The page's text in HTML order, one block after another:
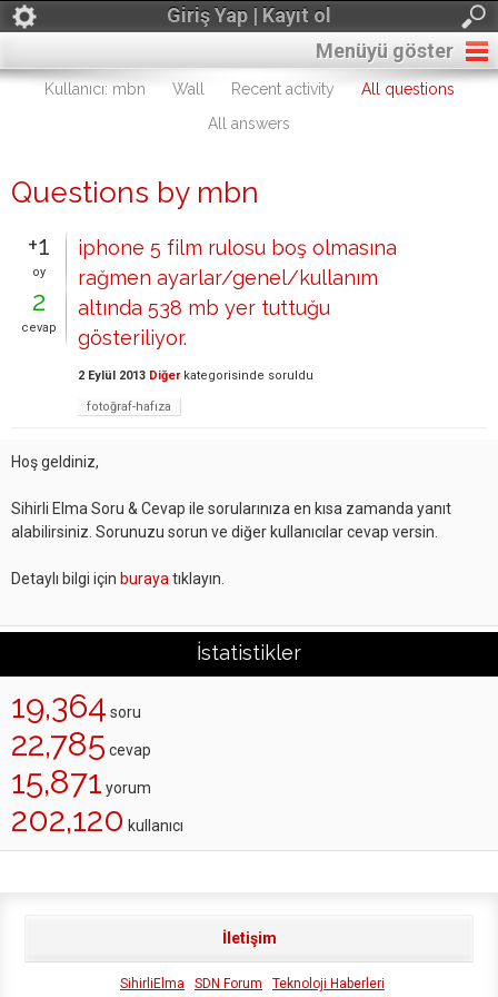
Giriş Yap | Kayıt ol
Menüyü göster
Kullanıcı: mbn Wall Recent activity
All questions
All answers
Questions by mbn
+1
oy
2
cevap
iphone 5 film rulosu boş olmasına
rağmen ayarlar/genel/kullanım
altında 538 mb yer tuttuğu
gösteriliyor.
2 Eylül 2013 Diğerkategorisinde soruldu
fotoğraf-hafıza
Hoş geldiniz,
Sihirli Elma Soru & Cevap ile sorularınıza en kısa zamanda yanıt
alabilirsiniz. Sorunuzu sorun ve diğer kullanıcılar cevap versin.
Detaylı bilgi için buraya tıklayın.
İstatistikler
19,364 soru
22,785 cevap
15,871 yorum
202,120 kullanıcı
İletişim
SihirliElma SDN Forum
Teknoloji Haberleri